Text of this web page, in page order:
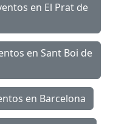
en El Prat de
en Sant Boi de
en Barcelona